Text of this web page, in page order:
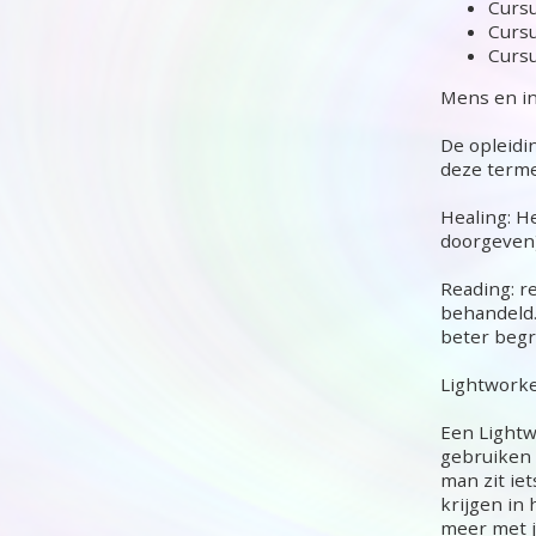
Mens en
De
deze
Healing:
Reading:
beter
Een
gebruiken
man zit
krijgen in
meer met